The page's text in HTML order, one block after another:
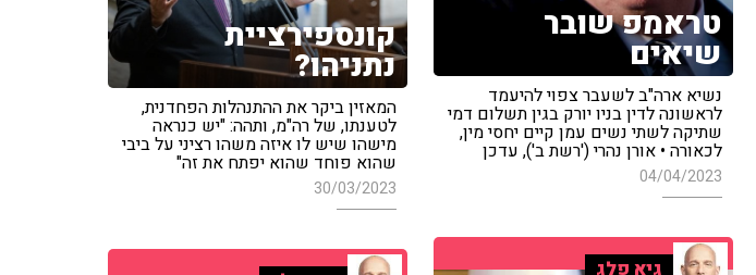
טראמפ שובר
שיאים
נשיא ארה"ב לשעבר צפוי להיעמד
לראשונה לדין בניו יורק בגין תשלום דמי
שתיקה לשתי נשים עמן קיים יחסי מין,
לכאורה • אורן נהרי ('רשת ב'), עדכן
04/04/2023
קונספירציית
נתניהו?
המאזין ביקר את ההתנהלות הפחדנית,
לטענתו, של רה"מ, ותהה: "יש כנראה
מישהו שיש לו איזה משהו רציני על ביבי
שהוא פוחד שהוא יפתח את זה"
30/03/2023
גיא פלג